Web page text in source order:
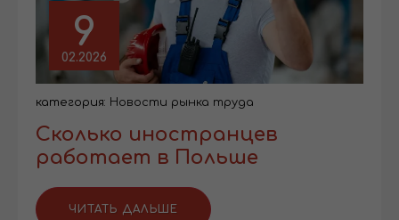
9
02.2026
категория: Новости рынка труда
Сколько иностранцев
работает в Польше
ЧИТАТЬ ДАЛЬШЕ